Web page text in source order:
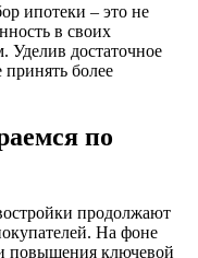
ипотеки – это не
в своих
Уделив достаточное
более
по
продолжают
На фоне
повышения ключевой